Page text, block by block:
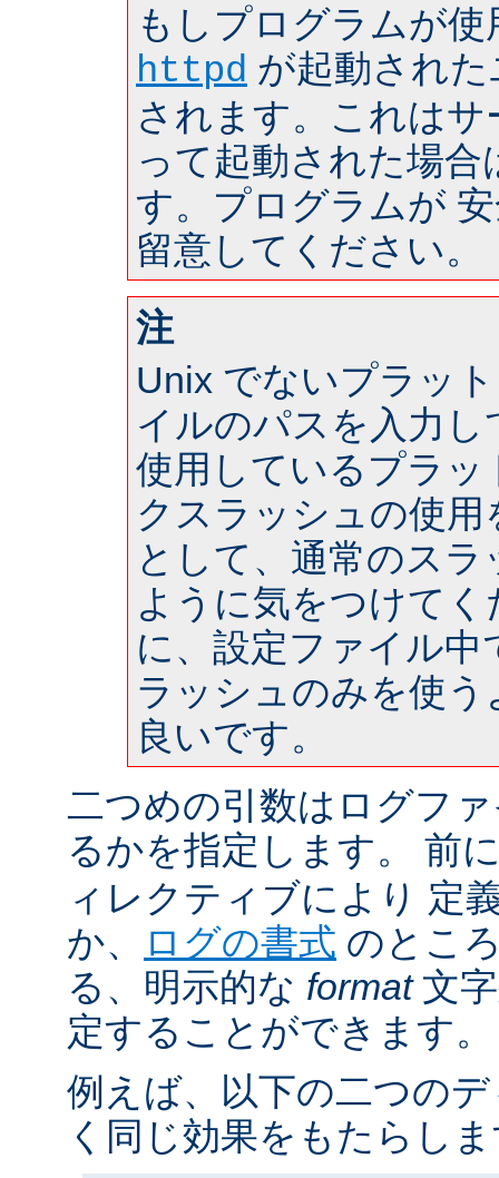
もしプログラムが
httpd が起動され
されます。これは
って起動された場合
す。プログラムが
留意してください。
注
Unix でないプラッ
イルのパスを入力
使用しているプラ
クスラッシュの使
として、通常のス
ように気をつけて
に、設定ファイル
ラッシュのみを使
良いです。
二つめの引数はログフ
るかを指定します。 前
ィレクティブにより 定
か、
ログの書式 のとこ
る、明示的な format文
定することができます。
例えば、以下の二つの
く同じ効果をもたらし